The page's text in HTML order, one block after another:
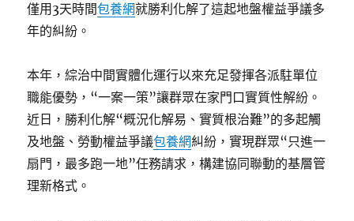
僅用3天時間包養網就勝利化解了這起地盤權益爭議多
年的糾紛。
本年，綜治中間實體化運行以來充足發揮各派駐單位
職能優勢，“一案一策”讓群眾在家門口實質性解紛。
近日，勝利化解“概況化解易、實質根治難”的多起觸
及地盤、勞動權益爭議包養網糾紛，實現群眾“只進一
扇門，最多跑一地”任務請求，構建協同聯動的基層管
理新格式。